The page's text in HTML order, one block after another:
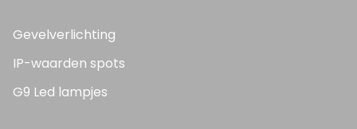
Gevelverlichting
IP-waarden spots
G9 Led lampjes